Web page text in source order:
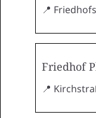
📍
Friedhof
📍